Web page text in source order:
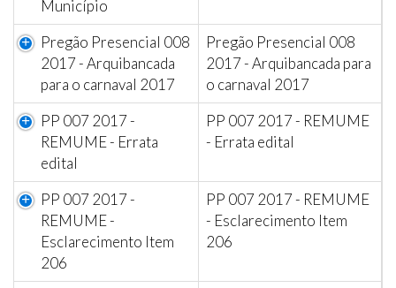
Município
Pregão Presencial 008
2017 - Arquibancada
para o carnaval 2017
Pregão Presencial 008
2017 - Arquibancada para
o carnaval 2017
PP 007 2017 -
REMUME - Errata
edital
PP 007 2017 - REMUME
- Errata edital
PP 007 2017 -
REMUME -
Esclarecimento Item
206
PP 007 2017 - REMUME
- Esclarecimento Item
206